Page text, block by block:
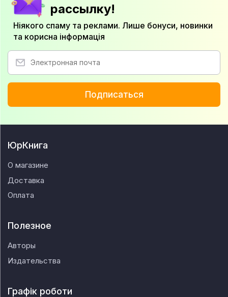
рассылку!
Ніякого спаму та реклами. Лише бонуси, новинки
та корисна інформація
Подписаться
ЮрКнига
О магазине
Доставка
Оплата
Полезное
Авторы
Издательства
Графік роботи